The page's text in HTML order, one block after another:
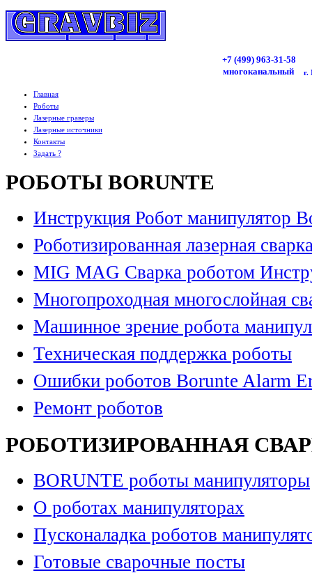
+7 (499) 963-31-58
многоканальный
г.
Главная
Роботы
Лазерные граверы
Лазерные источники
Контакты
Задать ?
РОБОТЫ BORUNTE
Инструкция Робот манипулятор
Роботизированная лазерная
MIG MAG Сварка роботом
Многопроходная многослойная
Машинное зрение робота
Техническая поддержка роботы
Ошибки роботов Borunte Alarm
Ремонт роботов
РОБОТИЗИРОВАННАЯ
BORUNTE роботы манипуляторы
О роботах манипуляторах
Пусконаладка роботов
Готовые сварочные посты